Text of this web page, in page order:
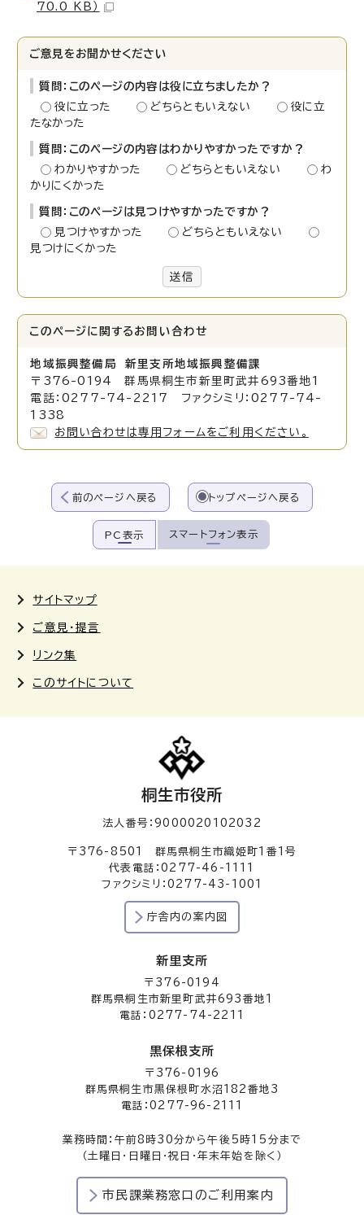
70.0 KB）
ご意見をお聞かせください
質問：このページの内容は役に立ちましたか？
役に立った
どちらともいえない
役に立
たなかった
質問：このページの内容はわかりやすかったですか？
わかりやすかった
どちらともいえない
わ
かりにくかった
質問：このページは見つけやすかったですか？
見つけやすかった
どちらともいえない
見つけにくかった
送信
このページに関する お問い合わせ
地域振興整備局 新里支所地域振興整備課
〒376-0194 群馬県桐生市新里町武井693番地1
電話：0277-74-2217 ファクシミリ：0277-74-
1338
お問い合わせは専用フォームをご利用ください。
前のページへ戻る トップページへ戻る
PC表示 スマートフォン表示
サイトマップ
ご意見・提言
リンク集
このサイトについて
桐生市役所
法人番号：9000020102032
〒376-8501 群馬県桐生市織姫町1番1号
代表電話：0277-46-1111
ファクシミリ：0277-43-1001
庁舎内の案内図
新里支所
〒376-0194
群馬県桐生市新里町武井693番地1
電話：0277-74-2211
黒保根支所
〒376-0196
群馬県桐生市黒保根町水沼182番地3
電話：0277-96-2111
業務時間：午前8時30分から午後5時15分まで
（土曜日・日曜日・祝日・年末年始を除く）
市民課業務窓口のご利用案内